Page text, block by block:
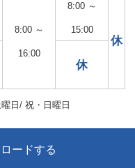
8:00 ～
16:00
8:00 ～
15:00
休
休
日/ 祝・日曜日
ードする